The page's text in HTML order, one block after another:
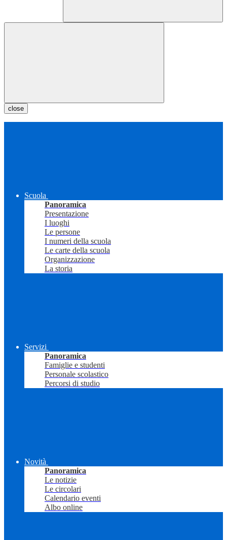
close
Scuola
Panoramica
Presentazione
I luoghi
Le persone
I numeri della scuola
Le carte della scuola
Organizzazione
La storia
Servizi
Panoramica
Famiglie e studenti
Personale scolastico
Percorsi di studio
Novità
Panoramica
Le notizie
Le circolari
Calendario eventi
Albo online